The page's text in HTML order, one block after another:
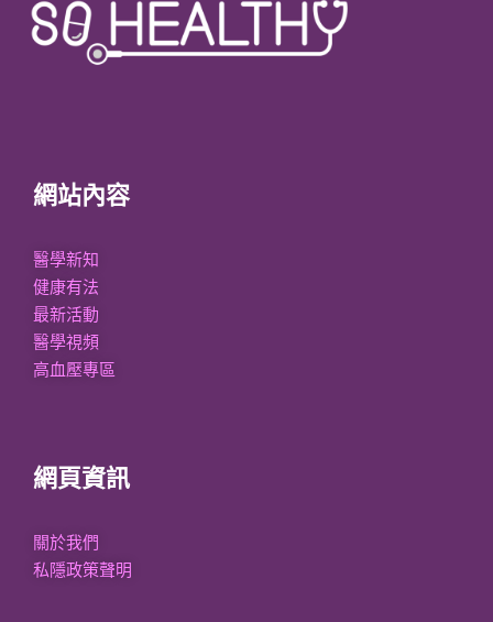
網站內容
醫學新知
健康有法
最新活動
醫學視頻
高血壓專區
網頁資訊
關於我們
私隱政策聲明